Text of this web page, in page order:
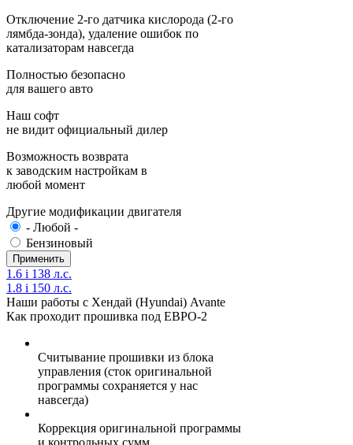
Отключение 2-го датчика кислорода (2-го
лямбда-зонда), удаление ошибок по
катализаторам навсегда
Полностью безопасно
для вашего авто
Наш софт
не видит официальный дилер
Возможность возврата
к заводским настройкам в
любой момент
Другие модификации двигателя
- Любой -
Бензиновый
1.6 i 138 л.с.
1.8 i 150 л.с.
Наши работы с Хендай (Hyundai) Avante
Как проходит прошивка под ЕВРО-2
Считывание прошивки из блока
управления (сток оригинальной
программы сохраняется у нас
навсегда)
Коррекция оригинальной программы
и контрольных сумм